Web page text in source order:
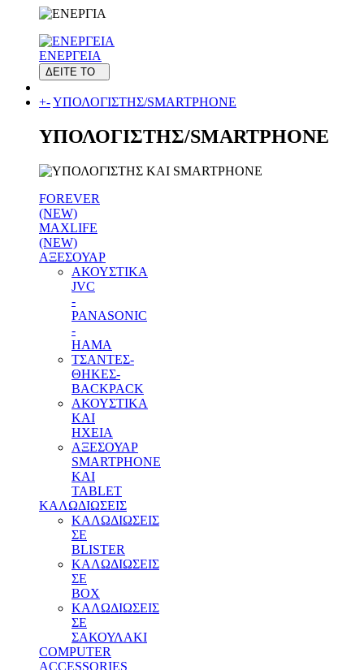
ΕΝΕΡΓΕΙΑ
ΔΕΙΤΕ ΤΟ
+-ΥΠΟΛΟΓΙΣΤΗΣ/SMARTPHONE
ΥΠΟΛΟΓΙΣΤΗΣ/SMARTPHONE
FOREVER
(NEW)
MAXLIFE
(NEW)
ΑΞΕΣΟΥΑΡ
ΑΚΟΥΣΤΙΚΑ
JVC
-
PANASONIC
-
HAMA
ΤΣΑΝΤΕΣ-
ΘΗΚΕΣ-
BACKPACK
ΑΚΟΥΣΤΙΚΑ
ΚΑΙ
ΗΧΕΙΑ
ΑΞΕΣΟΥΑΡ
SMARTPHONE
ΚΑΙ
TABLET
ΚΑΛΩΔΙΩΣΕΙΣ
ΚΑΛΩΔΙΩΣΕΙΣ
ΣΕ
BLISTER
ΚΑΛΩΔΙΩΣΕΙΣ
ΣΕ
BOX
ΚΑΛΩΔΙΩΣΕΙΣ
ΣΕ
ΣΑΚΟΥΛΑΚΙ
COMPUTER
ACCESSORIES